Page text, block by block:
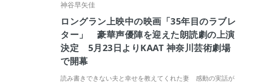
神谷早矢佳
ロングラン上映中の映画「35年目のラブレ
ター」 豪華声優陣を迎えた朗読劇の上演
決定 5月23日よりKAAT 神奈川芸術劇場
で開幕
読み書きできない夫と幸せを教えてくれた妻 感動の実話が